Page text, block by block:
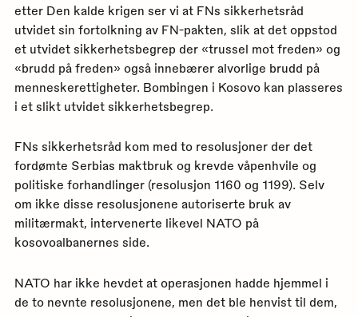
etter Den kalde krigen ser vi at FNs sikkerhetsråd
utvidet sin fortolkning av FN-pakten, slik at det oppstod
et utvidet sikkerhetsbegrep der «trussel mot freden» og
«brudd på freden» også innebærer alvorlige brudd på
menneskerettigheter. Bombingen i Kosovo kan plasseres
i et slikt utvidet sikkerhetsbegrep.
FNs sikkerhetsråd kom med to resolusjoner der det
fordømte Serbias maktbruk og krevde våpenhvile og
politiske forhandlinger (resolusjon 1160 og 1199). Selv
om ikke disse resolusjonene autoriserte bruk av
militærmakt, intervenerte likevel NATO på
kosovoalbanernes side.
NATO har ikke hevdet at operasjonen hadde hjemmel i
de to nevnte resolusjonene, men det ble henvist til dem,